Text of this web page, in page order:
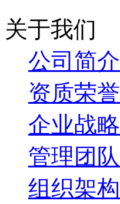
关于我们
公司简介
资质荣誉
企业战略
管理团队
组织架构